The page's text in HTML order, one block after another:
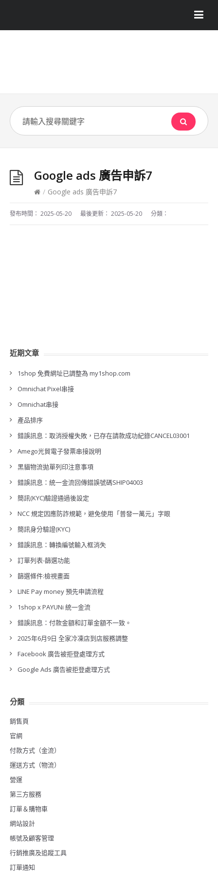
Google ads 廣告申訴7
/ Google ads 廣告申訴7
發布時間： 2025-05-20 最後更新： 2025-05-20 分類：
近期文章
1shop 免費網址已調整為 my1shop.com
Omnichat Pixel串接
Omnichat串接
產品排序
錯誤訊息：取消授權失敗，已存在請款成功紀錄CANCEL03001
Amego光貿電子發票串接說明
黑貓物流拋單列印注意事項
錯誤訊息：統一金流回傳錯誤號碼SHIP04003
簡訊(KYC)驗證通過後設定
NCC 規定因應防詐規範，避免使用「普發一萬元」字眼
簡訊身分驗證(KYC)
錯誤訊息：轉換編號輸入框消失
訂單列表-篩選功能
篩選條件:檢視畫面
LINE Pay money 預先申請流程
1shop x PAYUNi 統一金流
錯誤訊息：付款金額和訂單金額不一致。
2025年6月9日 全家冷凍店到店服務調整
Facebook 廣告被拒登處理方式
Google Ads 廣告被拒登處理方式
分類
銷售頁
官網
付款方式（金流）
運送方式（物流）
營運
第三方服務
訂單＆購物車
網站設計
帳號及顧客管理
行銷推廣及追蹤工具
訂單通知